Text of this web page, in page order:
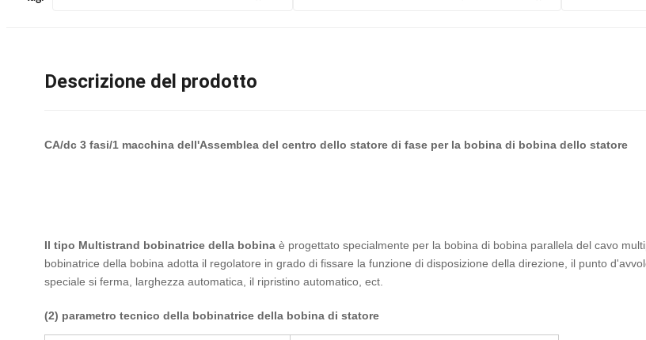
Descrizione del prodotto
CA/dc 3 fasi/1 macchina dell'Assemblea del centro dello statore di fase per la bobina di bobina dello statore
Il tipo Multistrand bobinatrice della bobina è progettato specialmente per la bobina di bobina parallela del cavo
bobinatrice della bobina adotta il regolatore in grado di fissare la funzione di disposizione della direzione, il punto
speciale si ferma, larghezza automatica, il ripristino automatico, ect.
(2) parametro tecnico della bobinatrice della bobina di statore